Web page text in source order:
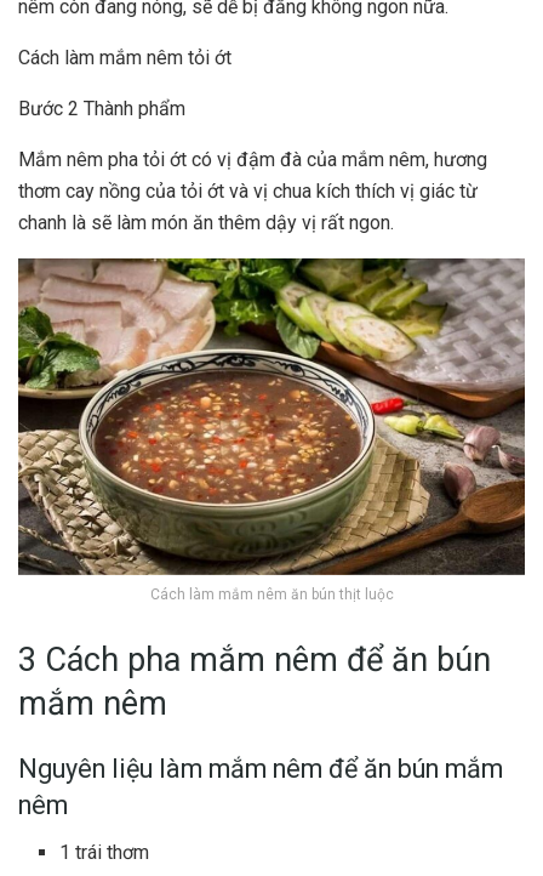
nêm còn đang nóng, sẽ dễ bị đắng không ngon nữa.
Cách làm mắm nêm tỏi ớt
Bước 2 Thành phẩm
Mắm nêm pha tỏi ớt có vị đậm đà của mắm nêm, hương
thơm cay nồng của tỏi ớt và vị chua kích thích vị giác từ
chanh là sẽ làm món ăn thêm dậy vị rất ngon.
Cách làm mắm nêm ăn bún thịt luộc
3 Cách pha mắm nêm để ăn bún
mắm nêm
Nguyên liệu làm mắm nêm để ăn bún mắm
nêm
1 trái thơm